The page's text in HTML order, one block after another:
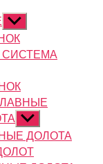
Показывать
подменю
Показывать
подменю
ДОЛОТА